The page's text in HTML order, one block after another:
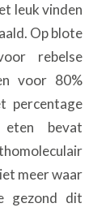
leuk vinden
Op blote
rebelse
voor 80%
percentage
bevat
meer waar
gezond dit